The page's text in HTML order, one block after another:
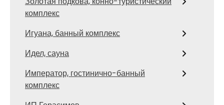
комплекс
Игуана, банный комплекс
Идел, сауна
Император, гостинично-банный
комплекс